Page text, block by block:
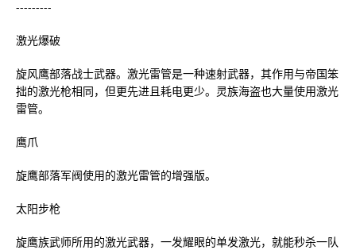
---------
激光爆破
旋风鹰部落战士武器。激光雷管是一种速射武器，其作用与帝国笨
拙的激光枪相同，但更先进且耗电更少。灵族海盗也大量使用激光
雷管。
鹰爪
旋鹰部落军阀使用的激光雷管的增强版。
太阳步枪
旋鹰族武师所用的激光武器，一发耀眼的单发激光，就能秒杀一队